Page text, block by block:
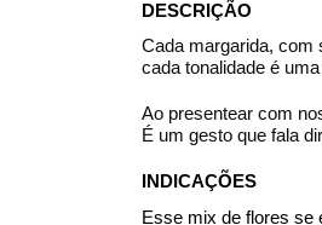
DESCRIÇÃO
Cada margarida, com
cada tonalidade é
Ao presentear com
É um gesto que fala
INDICAÇÕES
Esse mix de flores se